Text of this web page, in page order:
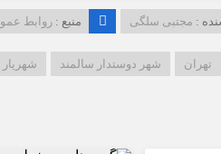
: مجتبی سلگی منبع : روابط
تهران شهر دوستدار سالمند شهریار